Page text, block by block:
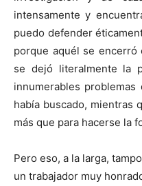
intensamente y
puedo defender
porque aquél se
se dejó literalmente la
innumerables
había buscado, mientras
más que para hacerse la
Pero eso, a la larga,
un trabajador muy